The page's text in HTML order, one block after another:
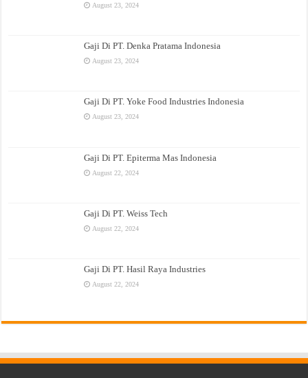
August 23, 2024
Gaji Di PT. Denka Pratama Indonesia
August 23, 2024
Gaji Di PT. Yoke Food Industries Indonesia
August 23, 2024
Gaji Di PT. Epiterma Mas Indonesia
August 22, 2024
Gaji Di PT. Weiss Tech
August 22, 2024
Gaji Di PT. Hasil Raya Industries
August 22, 2024